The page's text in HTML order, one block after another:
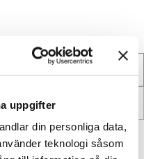
uppgifter
din personliga data,
teknologi såsom